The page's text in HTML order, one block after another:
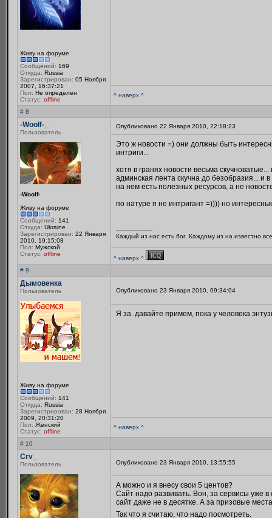
Живу на форуме
Сообщений: 169
Откуда: Russia
Зарегистрирован: 05 Ноября
2007, 16:37:21
Пол: Не определен
Статус: offline
^ наверх ^
# 8
-Woolf-_
Пользователь
-Woolf-
Живу на форуме
Сообщений: 141
Откуда: Ukraine
Зарегистрирован: 22 Января
2010, 19:15:08
Пол: Мужской
Статус: offline
Опубликовано 22 Января 2010, 22:18:23
Это ж новости =) они должны быть
интриги...
хотя в гранях новости весьма
админская лента скучна до безобразия... и
на нем есть полезных ресурсов, а не
по натуре я не интригант =)))) но
--------------------
Каждый из нас есть бог. Каждому из на известно
^ наверх ^
# 9
Дымовенка
Пользователь
Живу на форуме
Сообщений: 141
Откуда: Russia
Зарегистрирован: 28 Ноября
2009, 20:31:20
Пол: Женский
Статус: offline
Опубликовано 23 Января 2010, 09:34:04
Я за. давайте примем, пока у человека
^ наверх ^
# 10
Crv_
Пользователь Опубликовано 23 Января 2010, 13:55:55
А можно и я внесу свои 5 центов?
Сайт надо развивать. Вон, за сервисы уже
сайт даже не в десятке. А за призовые
Так что я считаю, что надо посмотреть.